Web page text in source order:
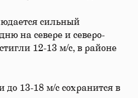
сильный
на севере и северо-
12-13 м/с, в районе
13-18 м/с сохранится в